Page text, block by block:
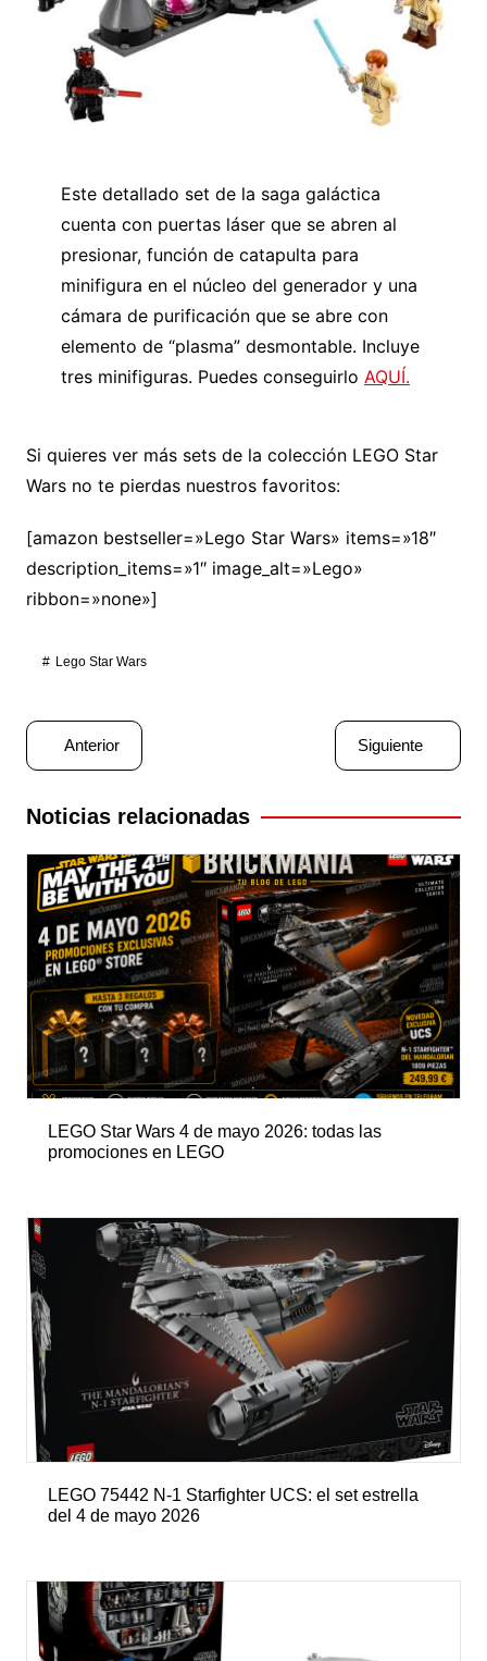
Este detallado set de la saga galáctica
cuenta con puertas láser que se abren al
presionar, función de catapulta para
minifigura en el núcleo del generador y una
cámara de purificación que se abre con
elemento de “plasma” desmontable. Incluye
tres minifiguras. Puedes conseguirlo AQUÍ.
Si quieres ver más sets de la colección LEGO Star
Wars no te pierdas nuestros favoritos:
[amazon bestseller=»Lego Star Wars» items=»18″
description_items=»1″ image_alt=»Lego»
ribbon=»none»]
Lego Star Wars
Navegación
de
entradas
Anterior Siguiente
Noticias relacionadas
LEGO Star Wars 4 de mayo 2026: todas las
promociones en LEGO
LEGO 75442 N-1 Starfighter UCS: el set estrella
del 4 de mayo 2026